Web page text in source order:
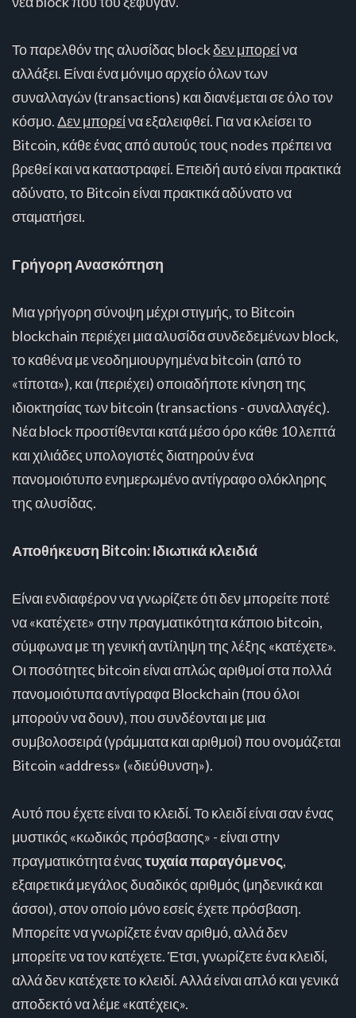
Το παρελθόν της αλυσίδας blockδεν μπορείνα
αλλάξει. Είναι ένα μόνιμο αρχείο όλων των
συναλλαγών (transactions) και διανέμεται σε όλο τον
κόσμο.Δεν μπορείνα εξαλειφθεί. Για να κλείσει το
Bitcoin, κάθε ένας από αυτούς τους nodes πρέπει να
βρεθεί και να καταστραφεί. Επειδή αυτό είναι πρακτικά
αδύνατο, το Bitcoin είναι πρακτικά αδύνατο να
σταματήσει.
Γρήγορη Ανασκόπηση
Μια γρήγορη σύνοψη μέχρι στιγμής, το Bitcoin
blockchain περιέχει μια αλυσίδα συνδεδεμένων block,
το καθένα με νεοδημιουργημένα bitcoin (από το
«τίποτα»), και (περιέχει) οποιαδήποτε κίνηση της
ιδιοκτησίας των bitcoin (transactions - συναλλαγές).
Νέα block προστίθενται κατά μέσο όρο κάθε 10 λεπτά
και χιλιάδες υπολογιστές διατηρούν ένα
πανομοιότυπο ενημερωμένο αντίγραφο ολόκληρης
της αλυσίδας.
Αποθήκευση Bitcoin: Ιδιωτικά κλειδιά
Είναι ενδιαφέρον να γνωρίζετε ότι δεν μπορείτε ποτέ
να «κατέχετε» στην πραγματικότητα κάποιο bitcoin,
σύμφωνα με τη γενική αντίληψη της λέξης «κατέχετε».
Οι ποσότητες bitcoin είναι απλώς αριθμοί στα πολλά
πανομοιότυπα αντίγραφα Blockchain (που όλοι
μπορούν να δουν), που συνδέονται με μια
συμβολοσειρά (γράμματα και αριθμοί) που ονομάζεται
Bitcoin «address» («διεύθυνση»).
Αυτό που έχετε είναι το κλειδί. Το κλειδί είναι σαν ένας
μυστικός «κωδικός πρόσβασης» - είναι στην
πραγματικότητα έναςτυχαία παραγόμενος,
εξαιρετικά μεγάλος δυαδικός αριθμός (μηδενικά και
άσσοι), στον οποίο μόνο εσείς έχετε πρόσβαση.
Μπορείτε να γνωρίζετε έναν αριθμό, αλλά δεν
μπορείτε να τον κατέχετε. Έτσι, γνωρίζετε ένα κλειδί,
αλλά δεν κατέχετε το κλειδί. Αλλά είναι απλό και γενικά
αποδεκτό να λέμε «κατέχεις».